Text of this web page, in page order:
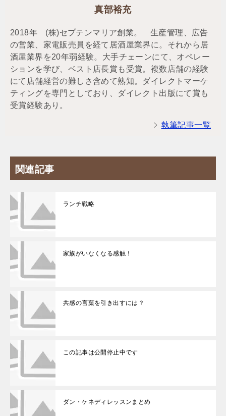
真部裕充
2018年 (株)セプテンマリア創業。 生産管理、広告
の営業、家電販売員を経て居酒屋業界に。それから居
酒屋業界を20年弱経験。大手チェーンにて、オペレー
ションを学び、ベスト店長賞も受賞。複数店舗の経験
にて店舗経営の難しさ含めて熟知。ダイレクトマーケ
ティングを専門としており、ダイレクト出版にて賞も
受賞経験あり。
執筆記事一覧
関連記事
ランチ戦略
家族がいなくなる感触！
共感の言葉を引き出すには？
この記事は公開停止中です
ダン・ケネディレッスンまとめ